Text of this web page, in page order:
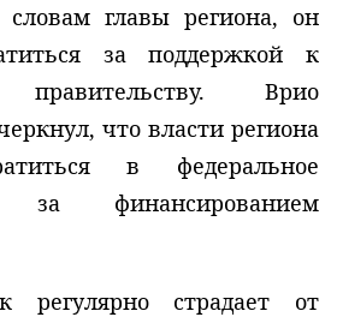
главы региона, он
за поддержкой к
правительству. Врио
что власти региона
в федеральное
за финансированием
регулярно страдает от